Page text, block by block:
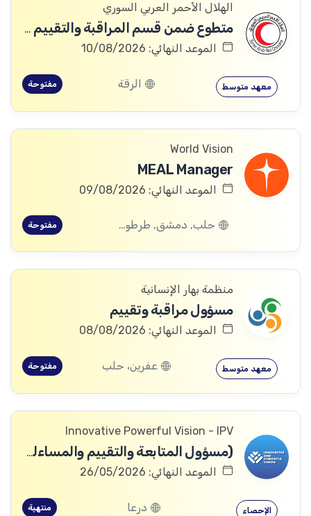
الهلال الأحمر العربي السوري
متطوع ضمن قسم المراقبة والتقييم والتعلم (MEAL)
الموعد النهائي: 10/08/2026
معهد متوسط الرقة مفتوحة
World Vision
MEAL Manager
الموعد النهائي: 09/08/2026
حلب, دمشق, طرطوس, ريف دمشق, ديرالزور, درعا, السويداء, إدلب, القنيطرة, اللاذقية, الرقة, حمص, الحسكة, حماة مفتوحة
منظمة بهار الإنسانية
مسؤول مراقبة وتقييم
الموعد النهائي: 08/08/2026
معهد متوسط عفرين، حلب مفتوحة
Innovative Powerful Vision - IPV
(مسؤول المتابعة والتقييم والمساءلة والتعلم
الموعد النهائي: 26/05/2026
الإحصاء درعا منتهية